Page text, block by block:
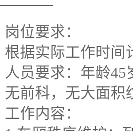
岗位要求：
根据实际工作时间
人员要求：年龄
无前科，无大面积
工作内容：